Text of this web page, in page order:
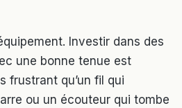
Investir dans des
une bonne tenue est
frustrant qu’un fil qui
ou un écouteur qui tombe